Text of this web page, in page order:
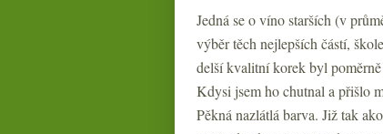
Jedná se o víno starších (v
výběr těch nejlepších částí,
delší kvalitní korek byl
Kdysi jsem ho chutnal a přišlo
Pěkná nazlátlá barva. Již tak